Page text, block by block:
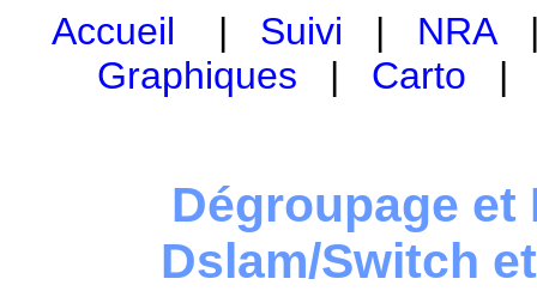
Accueil | Suivi | NRA
Graphiques | Carto
Dégroupage et
Dslam/Switch